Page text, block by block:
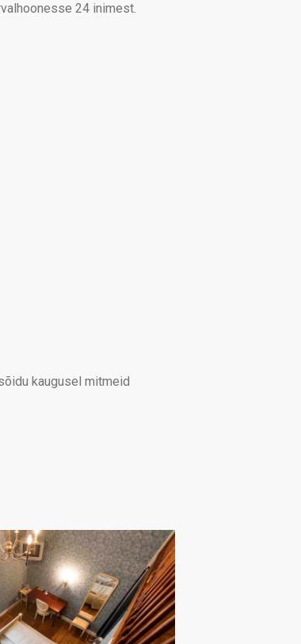
24 inimest.
kaugusel mitmeid